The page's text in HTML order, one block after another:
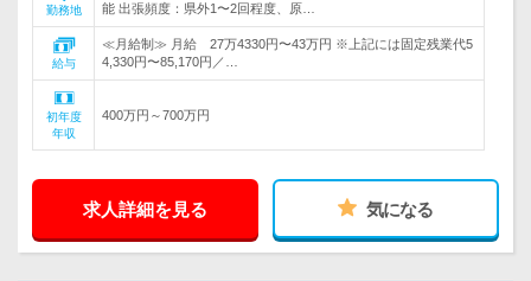
勤務地
能 出張頻度：県外1〜2回程度、原…
給与
≪月給制≫ 月給 27万4330円〜43万円 ※上記には固定残業代5
4,330円〜85,170円／…
初年度
年収
400万円～700万円
求人詳細を見る 気になる